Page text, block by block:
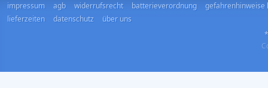
impressum agb widerrufsrecht batterieverordnung
gefahrenhinweise
lieferzeiten
datenschutz
über uns